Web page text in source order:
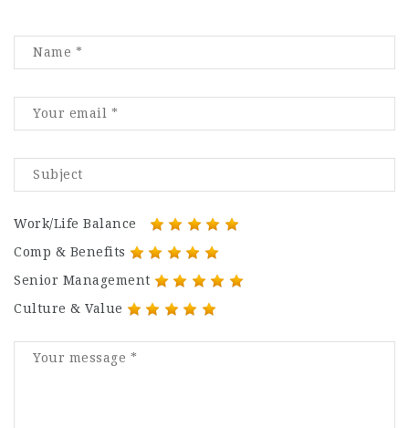
Work/Life Balance
Comp & Benefits
Senior Management
Culture & Value